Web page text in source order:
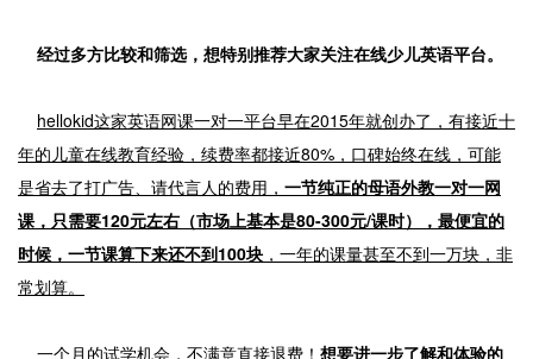
经过多方比较和筛选，想特别推荐大家关注在线少儿英语平台。
hellokid这家英语网课一对一平台早在2015年就创办了，有接近十
年的儿童在线教育经验，续费率都接近80%，口碑始终在线，可能
是省去了打广告、请代言人的费用， 一节纯正的母语外教一对一网
课，只需要120元左右（市场上基本是80-300元/课时），最便宜的
时候，一节课算下来还不到100块 ，一年的课量甚至不到一万块，非
常划算。
一个月的试学机会，不满意直接退费！ 想要进一步了解和体验的